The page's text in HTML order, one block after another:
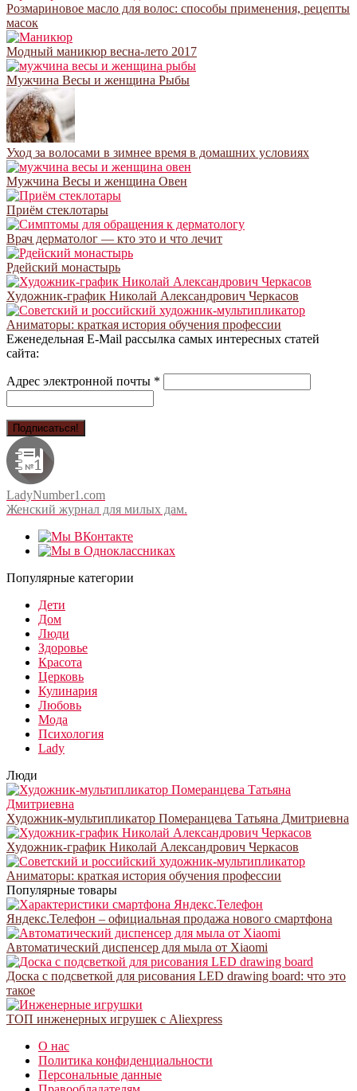
Розмариновое масло для волос: способы применения, рецепты
масок
Модный маникюр весна-лето 2017
Мужчина Весы и женщина Рыбы
Уход за волосами в зимнее время в домашних условиях
Мужчина Весы и женщина Овен
Приём стеклотары
Врач дерматолог — кто это и что лечит
Рдейский монастырь
Художник-график Николай Александрович Черкасов
Аниматоры: краткая история обучения профессии
Еженедельная E-Mail рассылка самых интересных статей
сайта:
Адрес электронной почты *
LadyNumber1.com
Женский журнал для милых дам.
Популярные категории
Дети
Дом
Люди
Здоровье
Красота
Церковь
Кулинария
Любовь
Мода
Психология
Lady
Люди
Художник-мультипликатор Померанцева Татьяна Дмитриевна
Художник-график Николай Александрович Черкасов
Аниматоры: краткая история обучения профессии
Популярные товары
Яндекс.Телефон – официальная продажа нового смартфона
Автоматический диспенсер для мыла от Xiaomi
Доска с подсветкой для рисования LED drawing board: что это
такое
ТОП инженерных игрушек с Aliexpress
О нас
Политика конфиденциальности
Персональные данные